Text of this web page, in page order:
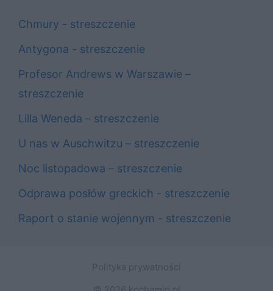
Chmury - streszczenie
Antygona - streszczenie
Profesor Andrews w Warszawie –
streszczenie
Lilla Weneda – streszczenie
U nas w Auschwitzu – streszczenie
Noc listopadowa – streszczenie
Odprawa posłów greckich - streszczenie
Raport o stanie wojennym - streszczenie
Polityka prywatności